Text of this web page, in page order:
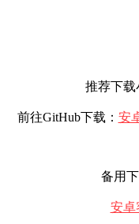
推荐下载
前往GitHub下载： 安
备用
安卓